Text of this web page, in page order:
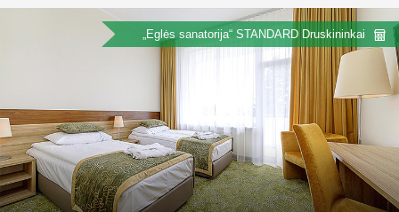
„Eglės sanatorija“ STANDARD Druskininkai